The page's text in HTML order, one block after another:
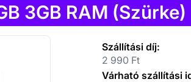
3GB RAM (Szürke)
Szállítási díj:
2 990 Ft
Várható szállítási